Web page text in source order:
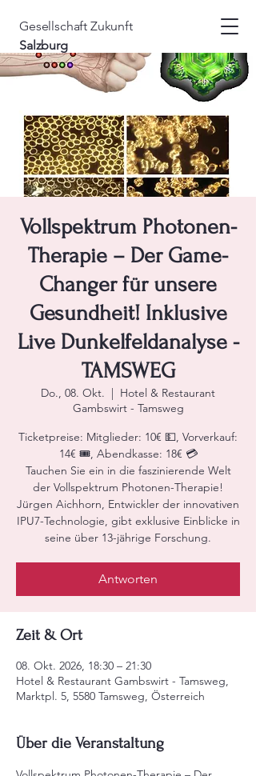
Gesellschaft Zukunft
Salzburg
Vollspektrum Photonen-
Therapie – Der Game-
Changer für unsere
Gesundheit! Inklusive
Live Dunkelfeldanalyse -
TAMSWEG
Do., 08. Okt.
  |
Hotel & Restaurant
Gambswirt - Tamsweg
Ticketpreise: Mitglieder: 10€ 💵, Vorverkauf:
14€ 🎟️, Abendkasse: 18€ 💳
Tauchen Sie ein in die faszinierende Welt
der Vollspektrum Photonen-Therapie!
Jürgen Aichhorn, Entwickler der innovativen
IPU7-Technologie, gibt exklusive Einblicke in
seine über 13-jährige Forschung.
Antworten
Zeit & Ort
08. Okt. 2026, 18:30 – 21:30
Hotel & Restaurant Gambswirt - Tamsweg,
Marktpl. 5, 5580 Tamsweg, Österreich
Über die Veranstaltung